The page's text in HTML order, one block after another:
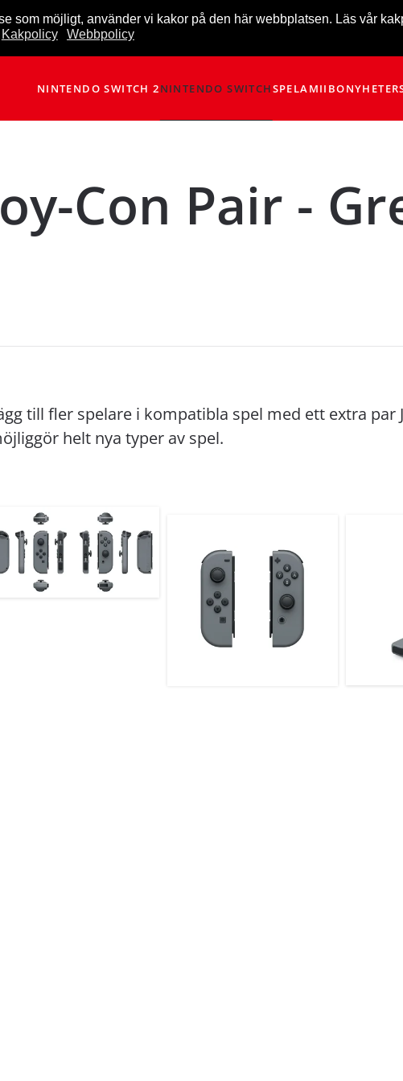
som möjligt, använder vi kakor på den här webbplatsen. Läs vår
Kakpolicy Webbpolicy
NINTENDO SWITCH 2NINTENDO SWITCHSPELAMIIBONYHETER
Con Pair -
till fler spelare i kompatibla spel med ett extra par
helt nya typer av spel.